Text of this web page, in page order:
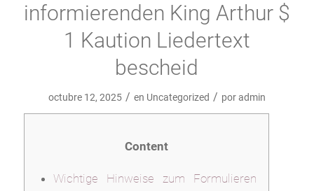
informierenden King Arthur $
1 Kaution Liedertext
bescheid
octubre 12, 2025 / en Uncategorized / poradmin
Content
Wichtige Hinweise zum Formulieren